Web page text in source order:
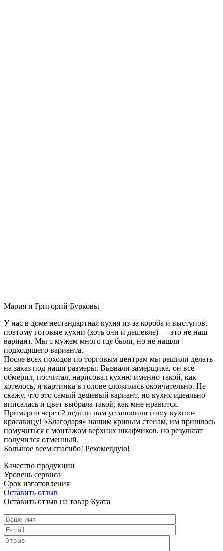
Мария и Григорий Бурковы
У нас в доме нестандартная кухня из-за короба и выступов,
поэтому готовые кухни (хоть они и дешевле) — это не наш
вариант. Мы с мужем много где были, но не нашли
подходящего варианта.
После всех походов по торговым центрам мы решили делать
на заказ под наши размеры. Вызвали замерщика, он все
обмерил, посчитал, нарисовал кухню именно такой, как
хотелось, и картинка в голове сложилась окончательно. Не
скажу, что это самый дешевый вариант, но кухня идеально
вписалась и цвет выбрала такой, как мне нравится.
Примерно через 2 недели нам установили нашу кухню-
красавицу! «Благодаря» нашим кривым стенам, им пришлось
помучиться с монтажом верхних шкафчиков, но результат
получился отменный.
Большое всем спасибо! Рекомендую!
Качество продукции
Уровень сервиса
Срок изготовления
Оставить отзыв
Оставить отзыв на товар Куата